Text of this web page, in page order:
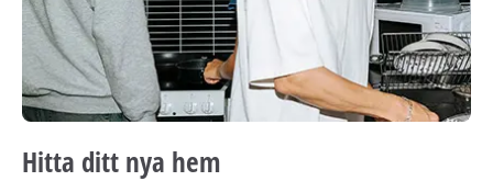
Hitta ditt nya hem